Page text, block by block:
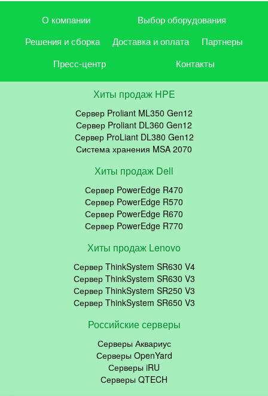
О компании
Выбор оборудования
Решения и сборка
Доставка и оплата
Партнеры
Пресс-центр
Контакты
Хиты продаж HPE
Сервер Proliant ML350 Gen12
Сервер Proliant DL360 Gen12
Сервер ProLiant DL380 Gen12
Система хранения MSA 2070
Хиты продаж Dell
Сервер PowerEdge R470
Сервер PowerEdge R570
Сервер PowerEdge R670
Сервер PowerEdge R770
Хиты продаж Lenovo
Сервер ThinkSystem SR630 V4
Сервер ThinkSystem SR630 V3
Сервер ThinkSystem SR250 V3
Сервер ThinkSystem SR650 V3
Российские серверы
Серверы Аквариус
Серверы OpenYard
Серверы iRU
Серверы QTECH